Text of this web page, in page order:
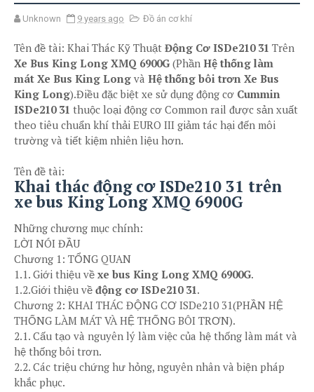
Unknown 9 years ago Đồ án cơ khí
Tên đề tài: Khai Thác Kỹ Thuật Động Cơ ISDe210 31 Trên
Xe Bus King Long XMQ 6900G (Phần Hệ thống làm
mát Xe Bus King Long và Hệ thống bôi trơn Xe Bus
King Long).Điều đặc biệt xe sử dụng động cơ Cummin
ISDe210 31 thuộc loại động cơ Common rail được sản xuất
theo tiêu chuẩn khí thải EURO III giảm tác hại đến môi
trường và tiết kiệm nhiên liệu hơn.
Tên đề tài:
Khai thác động cơ ISDe210 31 trên
xe bus King Long XMQ 6900G
Những chương mục chính:
LỜI NÓI ĐẦU
Chương 1: TỔNG QUAN
1.1. Giới thiệu về xe bus King Long XMQ 6900G.
1.2.Giới thiệu về động cơ ISDe210 31.
Chương 2: KHAI THÁC ĐỘNG CƠ ISDe210 31(PHẦN HỆ
THỐNG LÀM MÁT VÀ HỆ THỐNG BÔI TRƠN).
2.1. Cấu tạo và nguyên lý làm việc của hệ thống làm mát và
hệ thống bôi trơn.
2.2. Các triệu chứng hư hỏng, nguyên nhân và biện pháp
khắc phục.